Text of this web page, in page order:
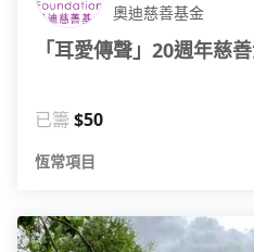
奧迪慈善基金
「耳愛傳聲」20週年慈
已籌 $50
恆常項目